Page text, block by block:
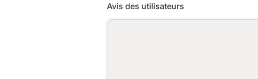
Avis des utilisateurs